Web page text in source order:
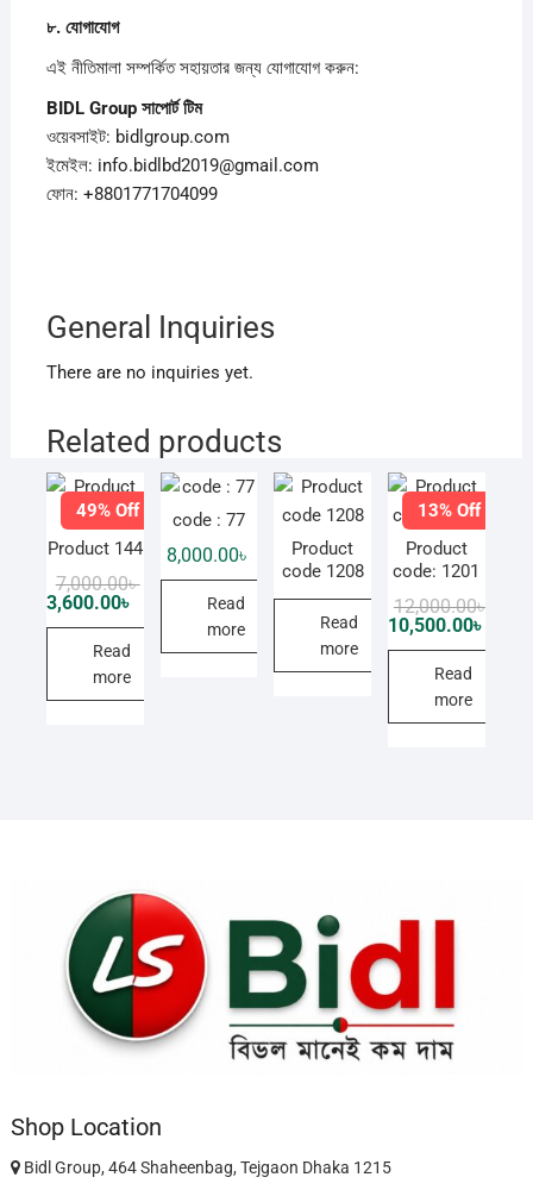
৮. যোগাযোগ
এই নীতিমালা সম্পর্কিত সহায়তার জন্য যোগাযোগ করুন:
BIDL Group সাপোর্টটিম
ওয়েবসাইট: bidlgroup.com
ইমেইল: info.bidlbd2019@gmail.com
ফোন: +8801771704099
General Inquiries
There are no inquiries yet.
Related products
49% Off
Product 144
7,000.00৳Original
7,000.00৳ .
3,600.00৳
Current
3,600.00৳ .
Read
more
code : 77
8,000.00৳
Read
more
Product
code 1208
Read
more
13% Off
Product
code: 1201
12,000.00৳
10,500.00৳
Read
more
Shop Location
Bidl Group, 464 Shaheenbag, Tejgaon Dhaka 1215